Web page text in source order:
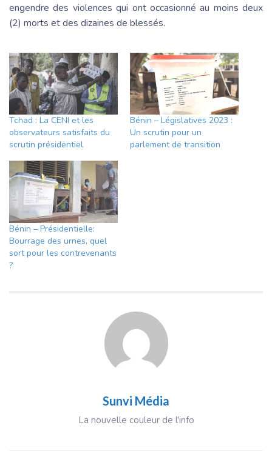
engendre des violences qui ont occasionné au moins deux
(2) morts et des dizaines de blessés.
Tchad : La CENI et les
observateurs satisfaits du
scrutin présidentiel
Bénin – Législatives 2023 :
Un scrutin pour un
parlement de transition
Bénin – Présidentielle:
Bourrage des urnes, quel
sort pour les contrevenants
?
Sunvi Média
La nouvelle couleur de l'info